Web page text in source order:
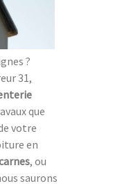
?
31,
que
votre
en
, ou
saurons